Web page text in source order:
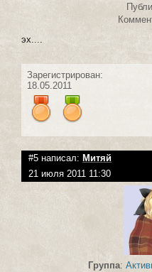
эх....
Зарегистрирован:
18.05.2011
#5 написал: Митяй
21 июля 2011 11:30
Группа: